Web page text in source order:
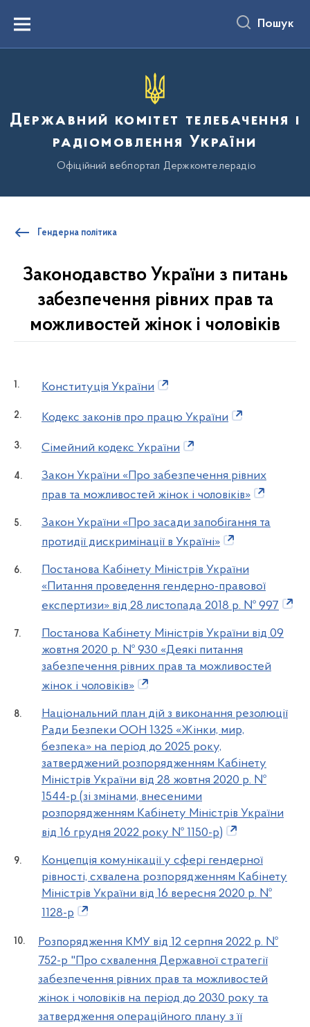
вмістуMenu Пошук
Державний комітет телебачення і
радіомовлення України
Офіційний вебпортал Держкомтелерадіо
Гендерна політика
Законодавство України з питань
забезпечення рівних прав та
можливостей жінок і чоловіків
Конституція України
Кодекс законів про працю України
Сімейний кодекс України
Закон України «Про забезпечення рівних
прав та можливостей жінок і чоловіків»
Закон України «Про засади запобігання та
протидії дискримінації в Україні»
Постанова Кабінету Міністрів України
«Питання проведення гендерно-правової
експертизи» від 28 листопада 2018 р. № 997
Постанова Кабінету Міністрів України від 09
жовтня 2020 р. № 930 «Деякі питання
забезпечення рівних прав та можливостей
жінок і чоловіків»
Національний план дій з виконання резолюції
Ради Безпеки ООН 1325 «Жінки, мир,
безпека» на період до 2025 року,
затверджений розпорядженням Кабінету
Міністрів України від 28 жовтня 2020 р. №
1544-р (зі змінами, внесеними
розпорядженням Кабінету Міністрів України
від 16 грудня 2022 року № 1150-р)
Концепція комунікації у сфері гендерної
рівності, схвалена розпорядженням Кабінету
Міністрів України від 16 вересня 2020 р. №
1128-р
Розпорядження КМУ від 12 серпня 2022 р. №
752-р "Про схвалення Державної стратегії
забезпечення рівних прав та можливостей
жінок і чоловіків на період до 2030 року та
затвердження операційного плану з її